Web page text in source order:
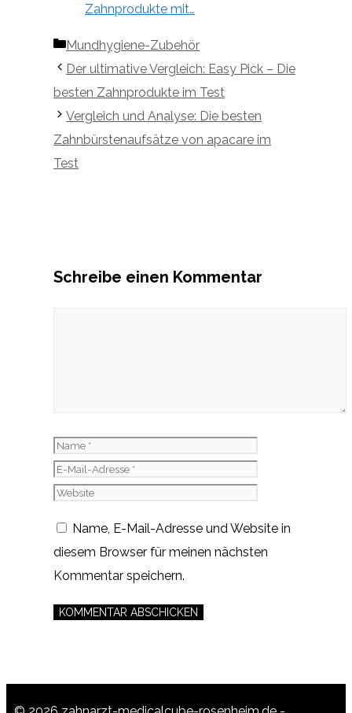
Zahnprodukte mit…
Kategorien
Mundhygiene-Zubehör
Der ultimative Vergleich: Easy Pick – Die
besten Zahnprodukte im Test
Vergleich und Analyse: Die besten
Zahnbürstenaufsätze von apacare im
Test
Schreibe einen Kommentar
Name
Name, E-Mail-Adresse und Website in
diesem Browser für meinen nächsten
Kommentar speichern.